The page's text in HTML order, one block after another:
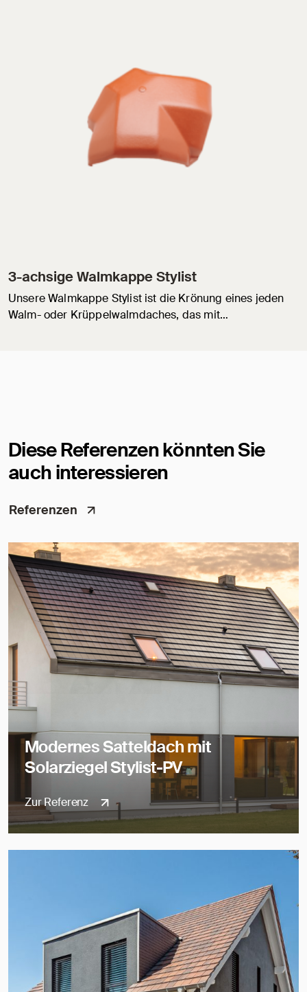
3-achsige Walmkappe Stylist
Unsere Walmkappe Stylist ist die Krönung eines jeden
Walm- oder Krüppelwalmdaches, das mit…
Diese Referenzen könnten Sie
auch interessieren
Referenzen
Modernes Satteldach mit
Solarziegel Stylist-PV
Zur Referenz